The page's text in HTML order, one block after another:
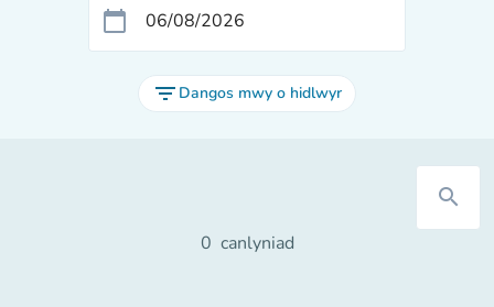
calendar_today
filter_list Dangos mwy o hidlwyr
search
0 canlyniad